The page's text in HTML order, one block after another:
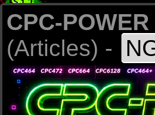
CPC-POWER
(Articles) -